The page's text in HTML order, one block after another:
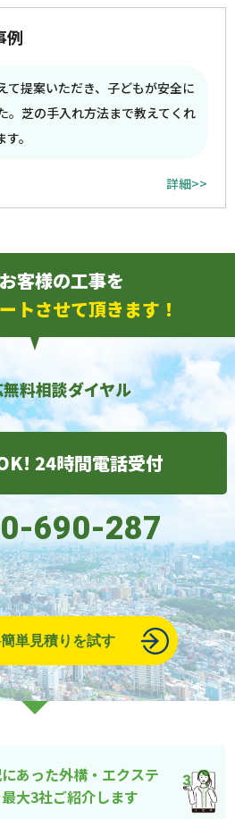
例
て提案いただき、子どもが安全に
。芝の手入れ方法まで教えてくれ
。
詳細>>
客様の工事を
トさせて頂きます！
料相談ダイヤル
24時間電話受付
690-287
単見積りを試す
あった外構・エクステ
大3社ご紹介します